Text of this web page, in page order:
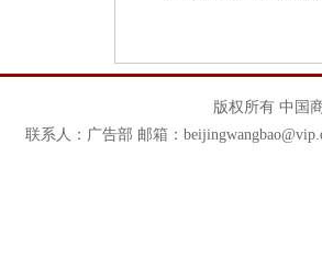
版权所有 中国
联系人：广告部 邮箱：